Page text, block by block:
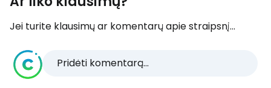
Jei turite klausimų ar komentarų apie straipsnį...
Pridėti komentarą...